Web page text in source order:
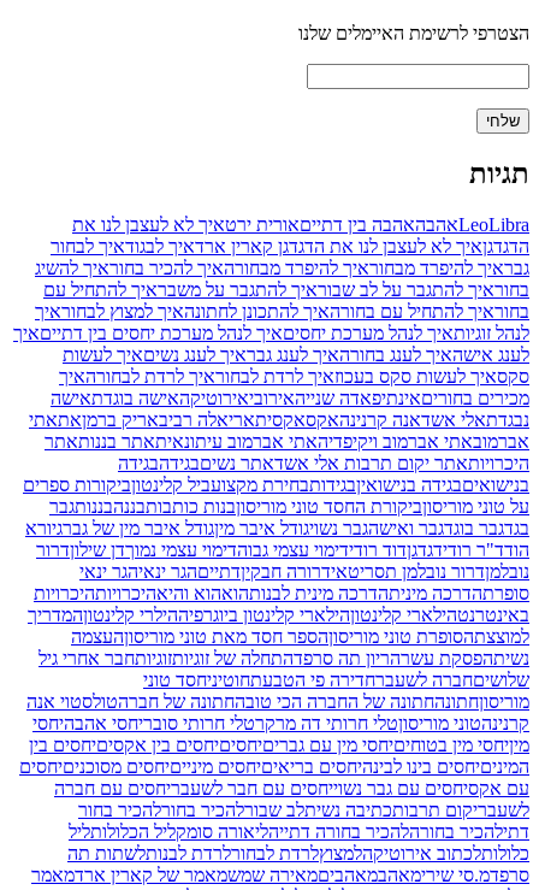
הצטרפי לרשימת האיימלים שלנו
תגיות
LeoLibra אהבהאהבה בין דתייםאורית ירטאיך לא לעצבן לנו את
הדגדגןאיך לא לעצבן לנו את הדגדגן קארין ארדאיך לבגודאיך לבחור
גבראיך להיפרד מבחוראיך להיפרד מבחורהאיך להכיר בחוראיך להשיג
בחוראיך להתגבר על לב שבוראיך להתגבר על משבראיך להתחיל עם
בחוראיך להתחיל עם בחורהאיך להתכונן לחתונהאיך למצוץ לבחוראיך
לנהל זוגיותאיך לנהל מערכת יחסיםאיך לנהל מערכת יחסים בין דתייםאיך
לענג אישהאיך לענג בחורהאיך לענג גבראיך לענג נשיםאיך לעשות
סקסאיך לעשות סקס בעכוזאיך לרדת לבחוראיך לרדת לבחורהאיך
מכירים בחוריםאינתיפאדה שנייהאירוביאירוטיקהאישה בוגדתאישה
נבגדתאלי אשדאנה קרנינהאקסאקסיתאריאלה רביבאריק ברמןאתאתי
אברמובאתי אברמוב ויקיפדיהאתי אברמוב עיתונאיתאתר בננותאתר
היכרויותאתר יקום תרבות אלי אשדאתר נשיםבגידהבגידה
בנישואיםבגידה בנישואיןבגידותבחירת מקצועביל קלינטוןביקורות ספרים
על טוני מוריסוןביקורת החסד טוני מוריסוןבנות כותבותבננהבננותגבר
בגדגבר בוגדגבר ואישהגבר נשויגודל איבר מיןגודל איבר מין של גברגיורא
הודד"ר רודידגדגןדוד רודידימוי עצמי גבוהדימוי עצמי נמוךדן שילוןדרור
נובלמןדרור נובלמן תסריטאידרורה חבקיןדתייםהגר ינאיהגר ינאי
סופרתהדרכה מיניתהדרכה מינית לבנותהואהוא והיאהיכרויותהיכרויות
באינטרנטהילארי קלינטוןהילארי קלינטון ביוגרפיההילרי קלינטוןהמדריך
למוצצתהסופרת טוני מוריסוןהספר חסד מאת טוני מוריסוןהעצמה
נשיתהפסקת עשרהריון תה סרפדהתחלה של זוגיותזוגיותחבר אחרי גיל
שלושיםחברה לשעברחדירה פי הטבעתחוטיניחסד טוני
מוריסוןחתונהחתונה של החברה הכי טובהחתונה של חברהטולסטוי אנה
קרנינהטוני מוריסוןטלי חרותי דה מרקרטלי חרותי סובריחסי אהבהיחסי
מיןיחסי מין בטוחיםיחסי מין עם גבריםיחסיםיחסים בין אקסיםיחסים בין
המיניםיחסים בינו לבינהיחסים בריאיםיחסים מינייםיחסים מסוכניםיחסים
עם אקסיחסים עם גבר נשוייחסים עם חבר לשעבריחסים עם חברה
לשעבריקום תרבותכתיבה נשיתלב שבורלהכיר בחורלהכיר בחור
דתילהכיר בחורהלהכיר בחורה דתייהליאורה סומקליל הכלולותליל
כלולותלכתוב אירוטיקהלמצוץלרדת לבחורלרדת לבנותלשתות תה
סרפדמ.סי שירימאהבמאהביםמאירה שמשמאמר של קארין ארדמאמר